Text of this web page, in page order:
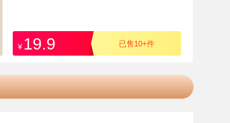
¥ 19.9 已售10+件